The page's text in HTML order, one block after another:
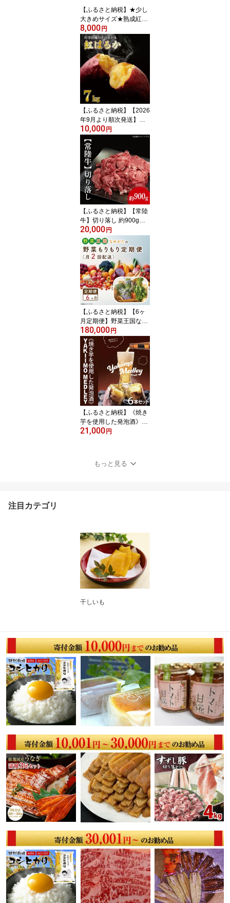
【ふるさと納税】★少し
大きめサイズ★熟成紅は
るか冷凍焼き芋約2.8kg
＋おまかせ品種さつまい
も 合計約3kg｜さつまい
も サツマイモ さつま芋
焼き芋 やきいも 冷凍 冷
凍焼き芋 紅はるか 茨城
県 行方市(EY-1)
8,000 円
【ふるさと納税】【2026
年9月より順次発送】★
訳あり★ 無選別 行方台
地のさつまいも 紅はるか
約7kg｜さつまいも 芋 サ
ツマイモ 紅はるか 訳あ
り わけあり 無選別 先行
予約 茨城県 行方市(CU-5
5-7)
10,000 円
【ふるさと納税】【常陸
牛】切り落し 約900g（4
50g×2パック）【茨城県
共通返礼品】｜肉 お肉
牛肉 切り落とし すき焼
き 肉じゃが 野菜炒め A4
ランク 常陸牛 茨城県 行
方市(FL-3)
20,000 円
【ふるさと納税】【6ヶ
月定期便】野菜王国なめ
がたの野菜もりもり定期
便（月2回発送）｜CU-1
41
180,000 円
【ふるさと納税】《焼き
芋を使用した発泡酒》YA
KIIMO MEDLEY（焼き芋
21,000 円
もっと見る
注目カテゴリ
干しいも